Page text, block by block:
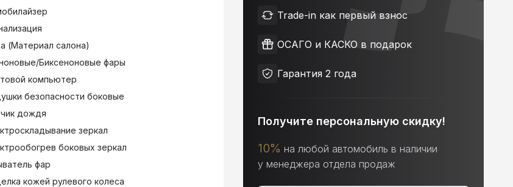
(Материал салона)
Биксеноновые фары
компьютер
безопасности боковые
дождя
зеркал
боковых зеркал
фар
кожей рулевого колеса
Trade-in как первый взнос
ОСАГО и КАСКО в подарок
Гарантия 2 года
Получите персональную скидку!
10% на любой автомобиль в наличии
у менеджера отдела продаж